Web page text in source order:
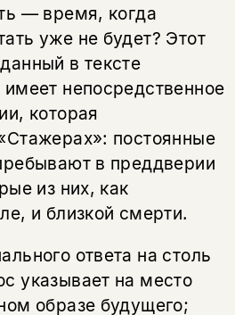
— время, когда
уже не будет? Этот
в тексте
непосредственное
которая
постоянные
в преддверии
из них, как
и близкой смерти.
ответа на столь
указывает на место
образе будущего;